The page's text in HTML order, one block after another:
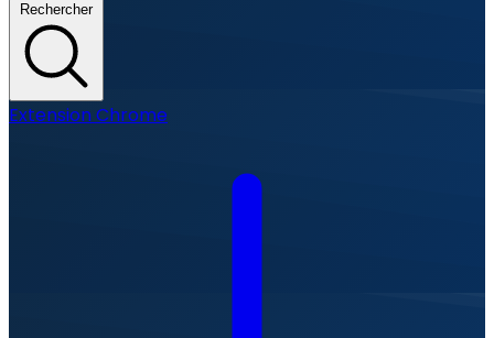
Rechercher
Extension Chrome